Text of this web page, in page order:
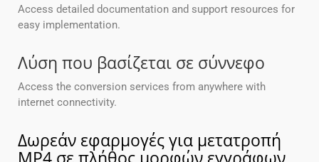
Access detailed documentation and support resources for
easy implementation.
Λύση που βασίζεται σε σύννεφο
Access the conversion services from anywhere with
internet connectivity.
Δωρεάν εφαρμογές για μετατροπή